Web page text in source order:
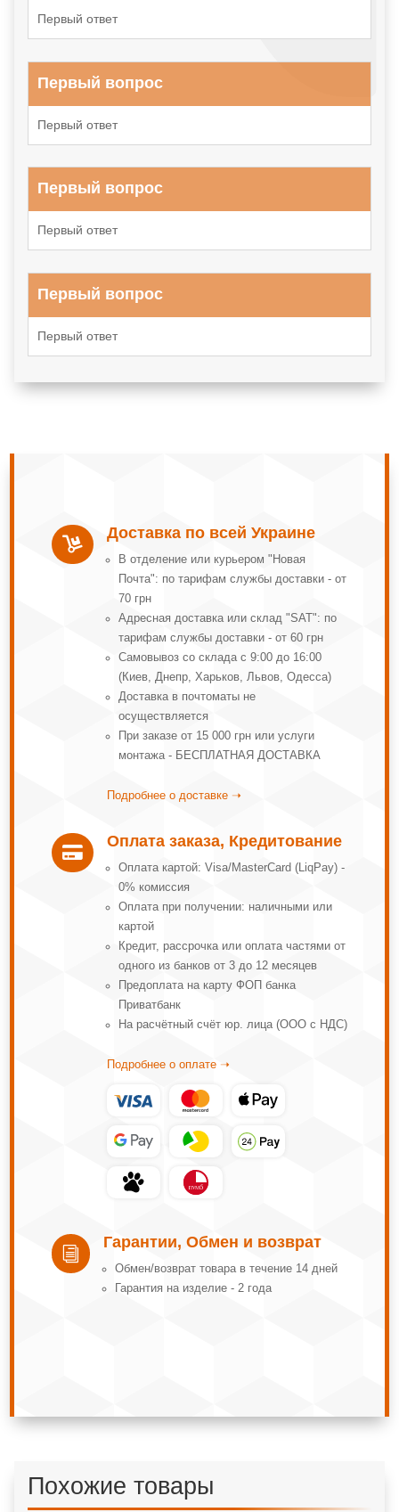
Первый ответ
Первый вопрос
Первый ответ
Первый вопрос
Первый ответ
Первый вопрос
Первый ответ

Доставка по всей Украине
В отделение или курьером "Новая
Почта": по тарифам службы доставки - от
70 грн
Адресная доставка или склад "SAT": по
тарифам службы доставки - от 60 грн
Самовывоз со склада с 9:00 до 16:00
(Киев, Днепр, Харьков, Львов, Одесса)
Доставка в почтоматы не
осуществляется
При заказе от 15 000 грн или услуги
монтажа - БЕСПЛАТНАЯ ДОСТАВКА
Подробнее о доставке ➝

Оплата заказа, Кредитование
Оплата картой: Visa/MasterCard (LiqPay) -
0% комиссия
Оплата при получении: наличными или
картой
Кредит, рассрочка или оплата частями от
одного из банков от 3 до 12 месяцев
Предоплата на карту ФОП банка
Приватбанк
На расчётный счёт юр. лица (ООО с НДС)
Подробнее о оплате ➝
i
Гарантии, Обмен и возврат
Обмeн/вoзвpaт тoвapa в тeчeниe 14 днeй
Гарантия на изделие - 2 года
Похожие товары